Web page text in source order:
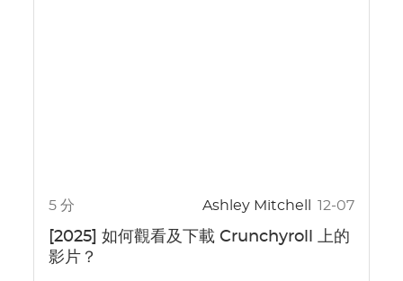
5 分 Ashley Mitchell 12-07
[2025] 如何觀看及下載 Crunchyroll 上的
影片？